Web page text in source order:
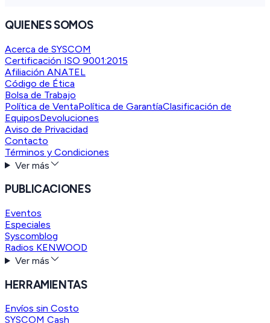
QUIENES SOMOS
Acerca de SYSCOM
Certificación ISO 9001:2015
Afiliación ANATEL
Código de Ética
Bolsa de Trabajo
Política de VentaPolítica de GarantíaClasificación de
EquiposDevoluciones
Aviso de Privacidad
Contacto
Términos y Condiciones
Ver más
PUBLICACIONES
Eventos
Especiales
Syscomblog
Radios KENWOOD
Ver más
HERRAMIENTAS
Envíos sin Costo
SYSCOM Cash